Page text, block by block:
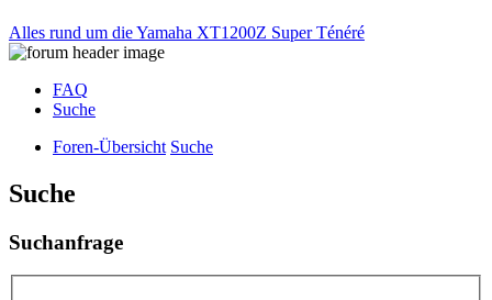
Alles rund um die Yamaha XT1200Z Super Ténéré
FAQ
Suche
Foren-Übersicht Suche
Suche
Suchanfrage